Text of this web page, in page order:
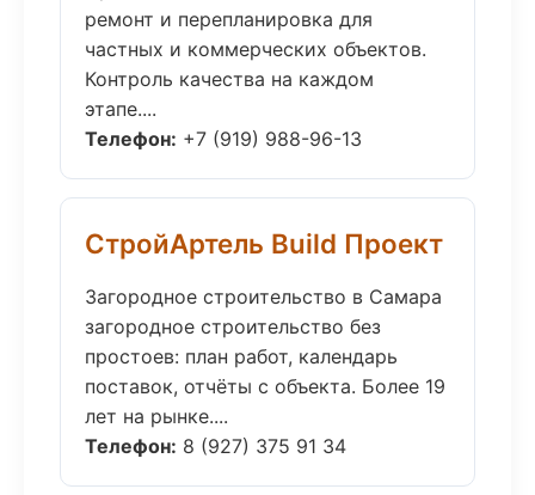
ремонт и перепланировка для
частных и коммерческих объектов.
Контроль качества на каждом
этапе....
Телефон: +7 (919) 988-96-13
СтройАртель Build Проект
Загородное строительство в Самара
загородное строительство без
простоев: план работ, календарь
поставок, отчёты с объекта. Более 19
лет на рынке....
Телефон: 8 (927) 375 91 34